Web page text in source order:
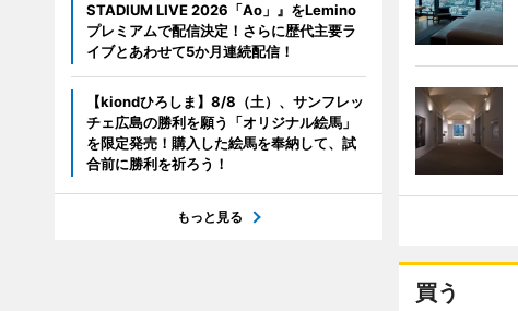
買う
STADIUM LIVE 2026「Ao」』をLemino
プレミアムで配信決定！さらに歴代主要ラ
イブとあわせて5か月連続配信！
【kiondひろしま】8/8（土）、サンフレッ
チェ広島の勝利を願う「オリジナル絵馬」
を限定発売！購入した絵馬を奉納して、試
合前に勝利を祈ろう！
もっと見る